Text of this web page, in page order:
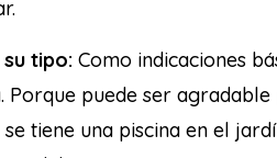
tipo: Como indicaciones
Porque puede ser
tiene una piscina en el